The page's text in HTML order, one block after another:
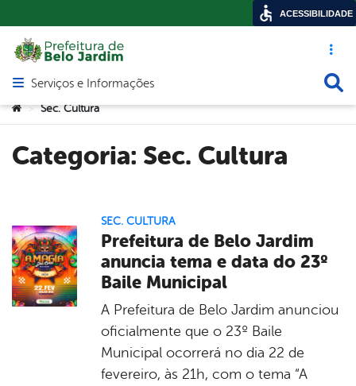
Acesso
Abrir menu principal de navegação
Serviços e Informações
Você está aqui:
> Sec. Cultura
Categoria: Sec. Cultura
SEC. CULTURA
Prefeitura de Belo Jardim
anuncia tema e data do 23º
Baile Municipal
A Prefeitura de Belo Jardim anunciou
oficialmente que o 23º Baile
Municipal ocorrerá no dia 22 de
fevereiro, às 21h, com o tema “A
ACESSIBILIDADE